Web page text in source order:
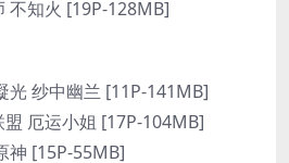
不知火 [19P-128MB]
光 纱中幽兰 [11P-141MB]
厄运小姐 [17P-104MB]
神 [15P-55MB]